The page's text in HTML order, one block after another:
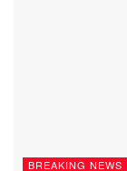
BREAKING NEWS